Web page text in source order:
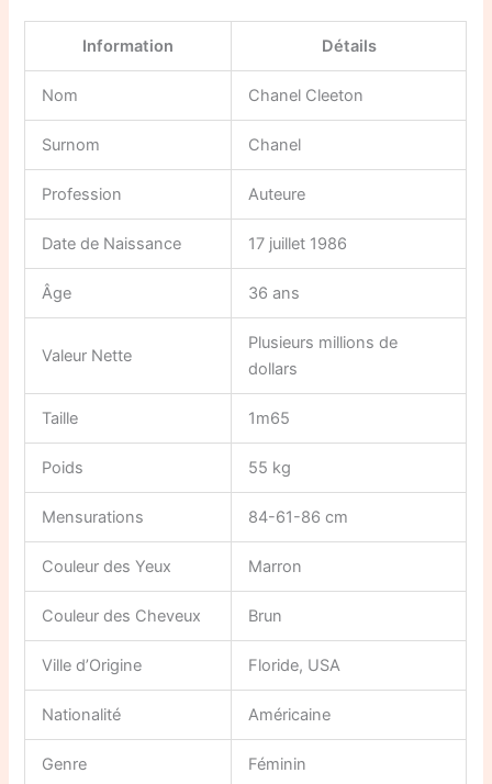
Information Détails
Nom Chanel Cleeton
Surnom Chanel
Profession Auteure
Date de Naissance 17 juillet 1986
Âge 36 ans
Valeur Nette
Plusieurs millions de
dollars
Taille 1m65
Poids 55 kg
Mensurations 84-61-86 cm
Couleur des Yeux Marron
Couleur des Cheveux Brun
Ville d’Origine Floride, USA
Nationalité Américaine
Genre Féminin